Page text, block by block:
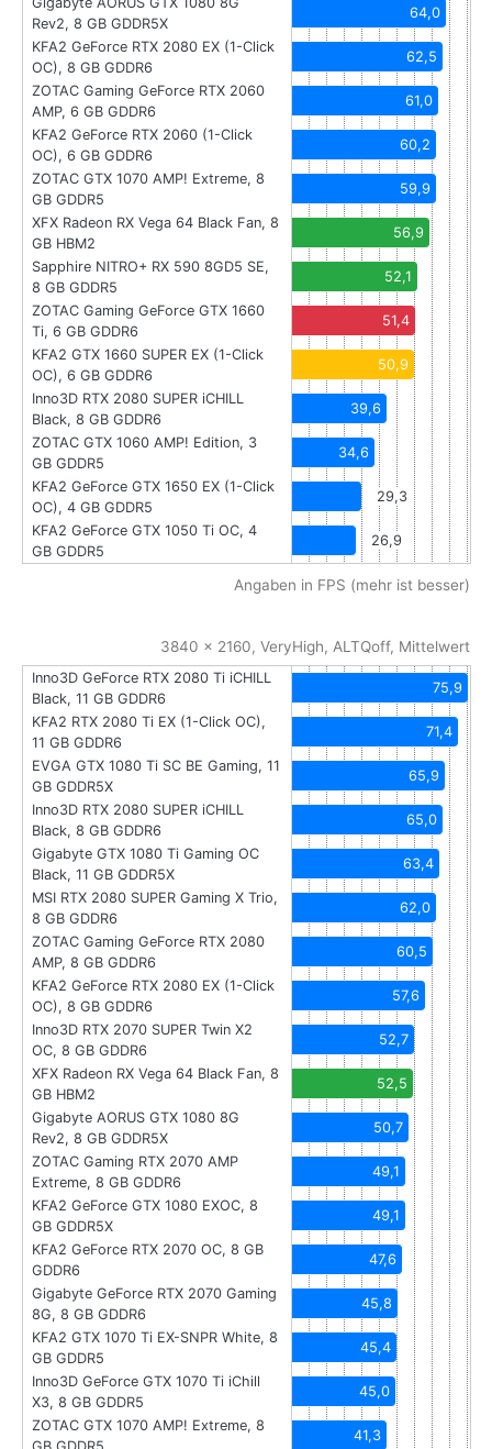
Rev2, 8 GB GDDR5X
64,0
KFA2 GeForce RTX 2080 EX (1-Click
OC), 8 GB GDDR6
62,5
ZOTAC Gaming GeForce RTX 2060
AMP, 6 GB GDDR6
61,0
KFA2 GeForce RTX 2060 (1-Click
OC), 6 GB GDDR6
60,2
ZOTAC GTX 1070 AMP! Extreme, 8
GB GDDR5
59,9
XFX Radeon RX Vega 64 Black Fan, 8
GB HBM2
56,9
Sapphire NITRO+ RX 590 8GD5 SE,
8 GB GDDR5
52,1
ZOTAC Gaming GeForce GTX 1660
Ti, 6 GB GDDR6
51,4
KFA2 GTX 1660 SUPER EX (1-Click
OC), 6 GB GDDR6
50,9
Inno3D RTX 2080 SUPER iCHILL
Black, 8 GB GDDR6
39,6
ZOTAC GTX 1060 AMP! Edition, 3
GB GDDR5
34,6
KFA2 GeForce GTX 1650 EX (1-Click
OC), 4 GB GDDR5
29,3
KFA2 GeForce GTX 1050 Ti OC, 4
GB GDDR5
26,9
Angaben in FPS (mehr ist besser)
3840 x 2160, VeryHigh, ALTQoff, Mittelwert
Inno3D GeForce RTX 2080 Ti iCHILL
Black, 11 GB GDDR6
75,9
KFA2 RTX 2080 Ti EX (1-Click OC),
11 GB GDDR6
71,4
EVGA GTX 1080 Ti SC BE Gaming, 11
GB GDDR5X
65,9
Inno3D RTX 2080 SUPER iCHILL
Black, 8 GB GDDR6
65,0
Gigabyte GTX 1080 Ti Gaming OC
Black, 11 GB GDDR5X
63,4
MSI RTX 2080 SUPER Gaming X Trio,
8 GB GDDR6
62,0
ZOTAC Gaming GeForce RTX 2080
AMP, 8 GB GDDR6
60,5
KFA2 GeForce RTX 2080 EX (1-Click
OC), 8 GB GDDR6
57,6
Inno3D RTX 2070 SUPER Twin X2
OC, 8 GB GDDR6
52,7
XFX Radeon RX Vega 64 Black Fan, 8
GB HBM2
52,5
Gigabyte AORUS GTX 1080 8G
Rev2, 8 GB GDDR5X
50,7
ZOTAC Gaming RTX 2070 AMP
Extreme, 8 GB GDDR6
49,1
KFA2 GeForce GTX 1080 EXOC, 8
GB GDDR5X
49,1
KFA2 GeForce RTX 2070 OC, 8 GB
GDDR6
47,6
Gigabyte GeForce RTX 2070 Gaming
8G, 8 GB GDDR6
45,8
KFA2 GTX 1070 Ti EX-SNPR White, 8
GB GDDR5
45,4
Inno3D GeForce GTX 1070 Ti iChill
X3, 8 GB GDDR5
45,0
ZOTAC GTX 1070 AMP! Extreme, 8
41,3